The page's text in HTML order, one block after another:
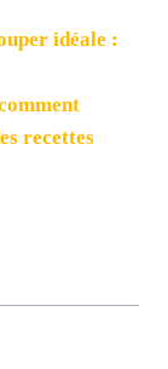
idéale :
recettes